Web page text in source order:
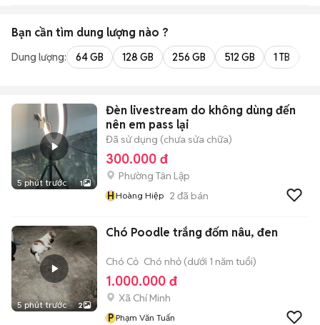
Bạn cần tìm dung lượng nào ?
Dung lượng: 64 GB 128 GB 256 GB 512 GB 1 TB
5 phút trước 1
Đèn livestream do không dùng đến
nên em pass lại
Đã sử dụng (chưa sửa chữa)
300.000 đ
Phường Tân Lập
HHoàng Hiệp 2 đã bán
5 phút trước 2
Chó Poodle trắng đốm nâu, đen
Chó Cỏ Chó nhỏ (dưới 1 năm tuổi)
1.000.000 đ
Xã Chí Minh
P Phạm Văn Tuấn